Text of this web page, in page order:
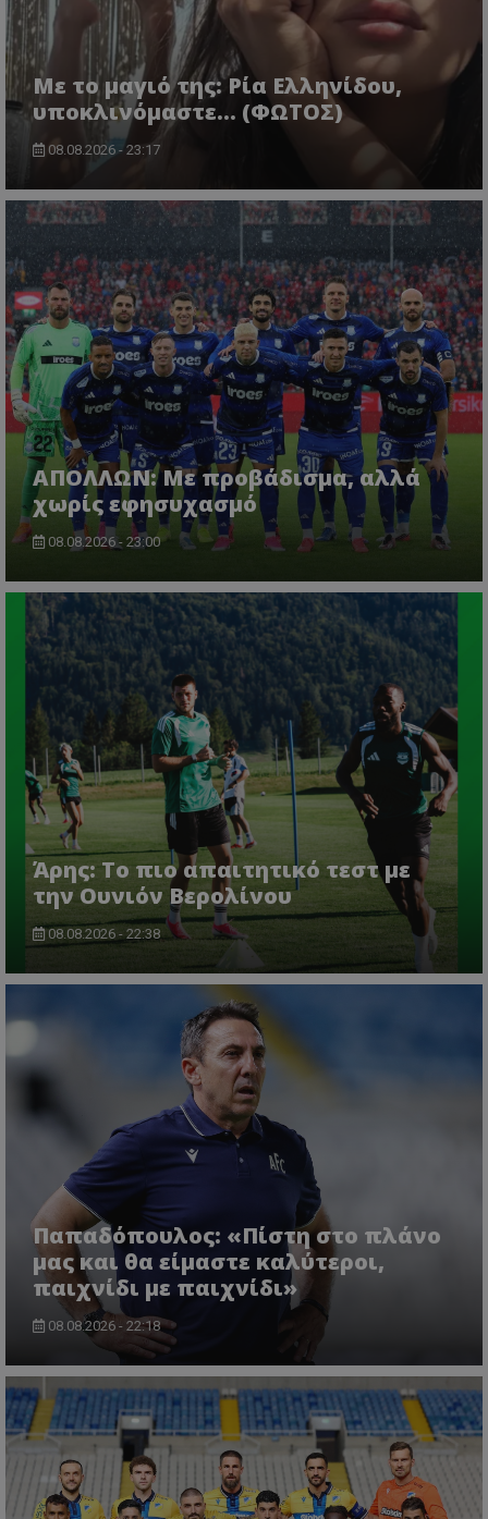
Με το μαγιό της: Ρία Ελληνίδου,
υποκλινόμαστε… (ΦΩΤΟΣ)
08.08.2026 - 23:17
ΑΠΟΛΛΩΝ: Με προβάδισμα, αλλά
χωρίς εφησυχασμό
08.08.2026 - 23:00
Άρης: Το πιο απαιτητικό τεστ με
την Ουνιόν Βερολίνου
08.08.2026 - 22:38
Παπαδόπουλος: «Πίστη στο πλάνο
μας και θα είμαστε καλύτεροι,
παιχνίδι με παιχνίδι»
08.08.2026 - 22:18